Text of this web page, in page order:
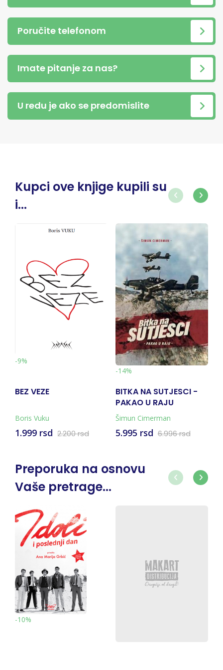
Poručite telefonom
Imate pitanje za nas?
U redu je ako se predomislite
Kupci ove knjige kupili su
i...
-9%
BEZ VEZE
Boris Vuku
1.999 rsd 2.200 rsd
-14%
BITKA NA SUTJESCI -
PAKAO U RAJU
(KNJIGA + KARTA)
Šimun Cimerman
5.995 rsd 6.996 rsd
Preporuka na osnovu
Vaše pretrage...
-10%